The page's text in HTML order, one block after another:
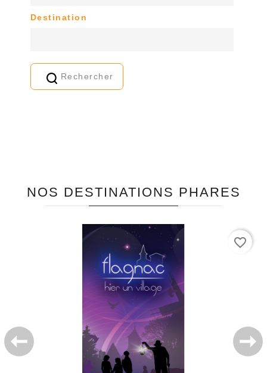
Destination
Rechercher
NOS DESTINATIONS PHARES
favorite_border